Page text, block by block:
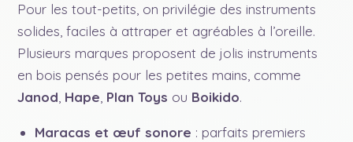
Pour les tout-petits, on privilégie des instruments
solides, faciles à attraper et agréables à l’oreille.
Plusieurs marques proposent de jolis instruments
en bois pensés pour les petites mains, comme
Janod, Hape, Plan Toys ou Boikido.
Maracas et œuf sonore : parfaits premiers